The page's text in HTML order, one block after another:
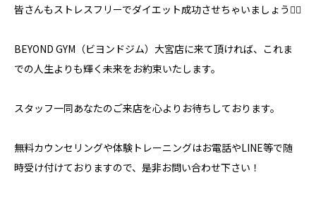
皆さんもストレスフリーでダイエット成功させちゃいましょう🙆‍♂️
BEYOND GYM（ビヨンドジム）大宮店に来て頂ければ、これま
での人生よりも輝く未来をお約束いたします。
スタッフ一同あなたのご来店を心よりお待ちしております。
無料カウンセリングや体験トレーニングはお電話やLINE等で随
時受け付けておりますので、是非お問い合わせ下さい！